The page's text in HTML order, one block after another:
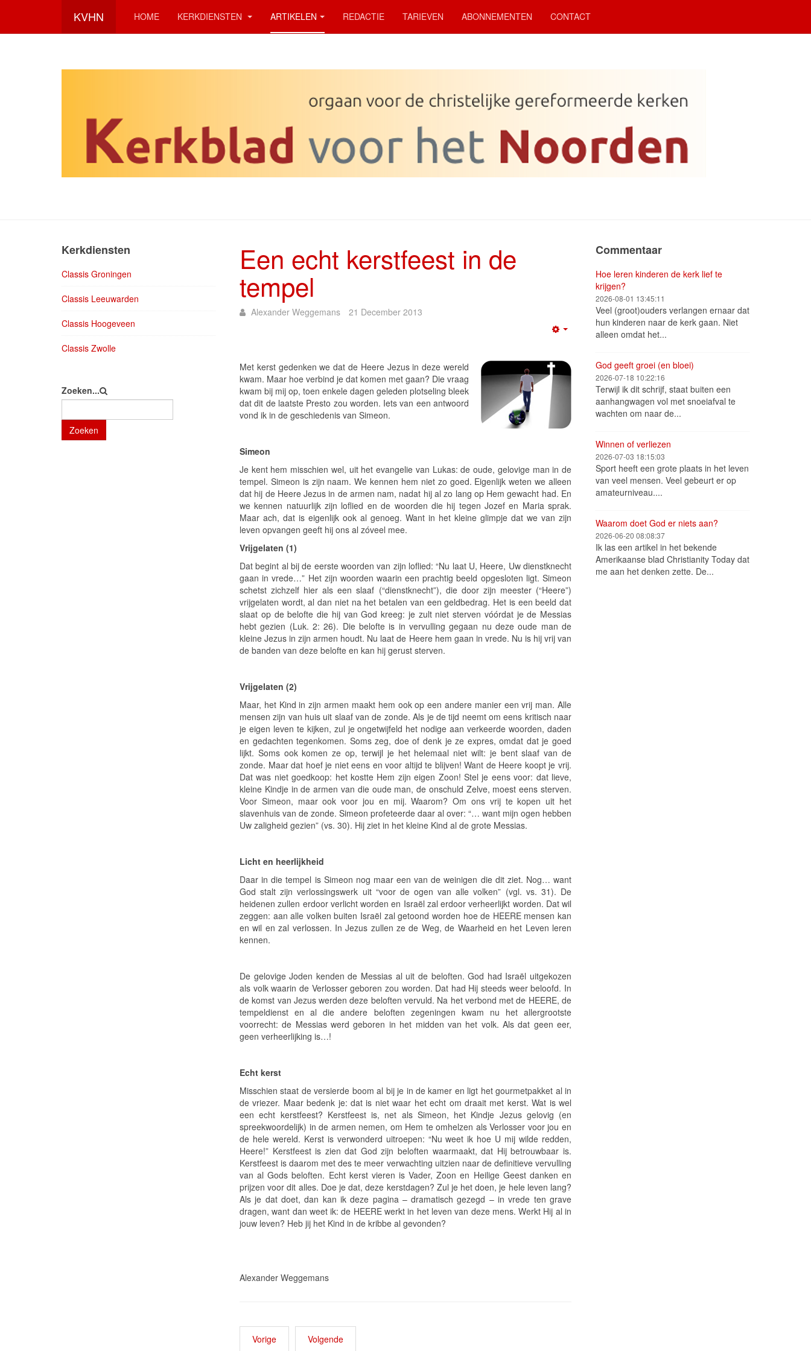
KVHN HOME KERKDIENSTEN ARTIKELEN REDACTIE TARIEVEN ABONNEMENTEN CONTACT
Een echt kerstfeest in de
tempel
Alexander Weggemans 21 December 2013
Met kerst gedenken we dat de Heere Jezus in deze wereld
kwam. Maar hoe verbind je dat komen met gaan? Die vraag
kwam bij mij op, toen enkele dagen geleden plotseling bleek
dat dit de laatste Presto zou worden. Iets van een antwoord
vond ik in de geschiedenis van Simeon.
Simeon
Je kent hem misschien wel, uit het evangelie van Lukas: de oude, gelovige man in de
tempel. Simeon is zijn naam. We kennen hem niet zo goed. Eigenlijk weten we alleen
dat hij de Heere Jezus in de armen nam, nadat hij al zo lang op Hem gewacht had. En
we kennen natuurlijk zijn loflied en de woorden die hij tegen Jozef en Maria sprak.
Maar ach, dat is eigenlijk ook al genoeg. Want in het kleine glimpje dat we van zijn
leven opvangen geeft hij ons al zóveel mee.
Vrijgelaten (1)
Dat begint al bij de eerste woorden van zijn loflied: “Nu laat U, Heere, Uw dienstknecht
gaan in vrede…” Het zijn woorden waarin een prachtig beeld opgesloten ligt. Simeon
schetst zichzelf hier als een slaaf (“dienstknecht”), die door zijn meester (“Heere”)
vrijgelaten wordt, al dan niet na het betalen van een geldbedrag. Het is een beeld dat
slaat op de belofte die hij van God kreeg: je zult niet sterven vóórdat je de Messias
hebt gezien (Luk. 2: 26). Die belofte is in vervulling gegaan nu deze oude man de
kleine Jezus in zijn armen houdt. Nu laat de Heere hem gaan in vrede. Nu is hij vrij van
de banden van deze belofte en kan hij gerust sterven.
Vrijgelaten (2)
Maar, het Kind in zijn armen maakt hem ook op een andere manier een vrij man. Alle
mensen zijn van huis uit slaaf van de zonde. Als je de tijd neemt om eens kritisch naar
je eigen leven te kijken, zul je ongetwijfeld het nodige aan verkeerde woorden, daden
en gedachten tegenkomen. Soms zeg, doe of denk je ze expres, omdat dat je goed
lijkt. Soms ook komen ze op, terwijl je het helemaal niet wilt: je bent slaaf van de
zonde. Maar dat hoef je niet eens en voor altijd te blijven! Want de Heere koopt je vrij.
Dat was niet goedkoop: het kostte Hem zijn eigen Zoon! Stel je eens voor: dat lieve,
kleine Kindje in de armen van die oude man, de onschuld Zelve, moest eens sterven.
Voor Simeon, maar ook voor jou en mij. Waarom? Om ons vrij te kopen uit het
slavenhuis van de zonde. Simeon profeteerde daar al over: “… want mijn ogen hebben
Uw zaligheid gezien” (vs. 30). Hij ziet in het kleine Kind al de grote Messias.
Licht en heerlijkheid
Daar in die tempel is Simeon nog maar een van de weinigen die dit ziet. Nog… want
God stalt zijn verlossingswerk uit “voor de ogen van alle volken” (vgl. vs. 31). De
heidenen zullen erdoor verlicht worden en Israël zal erdoor verheerlijkt worden. Dat wil
zeggen: aan alle volken buiten Israël zal getoond worden hoe de HEERE mensen kan
en wil en zal verlossen. In Jezus zullen ze de Weg, de Waarheid en het Leven leren
kennen.
De gelovige Joden kenden de Messias al uit de beloften. God had Israël uitgekozen
als volk waarin de Verlosser geboren zou worden. Dat had Hij steeds weer beloofd. In
de komst van Jezus werden deze beloften vervuld. Na het verbond met de HEERE, de
tempeldienst en al die andere beloften zegeningen kwam nu het allergrootste
voorrecht: de Messias werd geboren in het midden van het volk. Als dat geen eer,
geen verheerlijking is…!
Echt kerst
Misschien staat de versierde boom al bij je in de kamer en ligt het gourmetpakket al in
de vriezer. Maar bedenk je: dat is niet waar het echt om draait met kerst. Wat is wel
een echt kerstfeest? Kerstfeest is, net als Simeon, het Kindje Jezus gelovig (en
spreekwoordelijk) in de armen nemen, om Hem te omhelzen als Verlosser voor jou en
de hele wereld. Kerst is verwonderd uitroepen: “Nu weet ik hoe U mij wilde redden,
Heere!” Kerstfeest is zien dat God zijn beloften waarmaakt, dat Hij betrouwbaar is.
Kerstfeest is daarom met des te meer verwachting uitzien naar de definitieve vervulling
van al Gods beloften. Echt kerst vieren is Vader, Zoon en Heilige Geest danken en
prijzen voor dit alles. Doe je dat, deze kerstdagen? Zul je het doen, je hele leven lang?
Als je dat doet, dan kan ik deze pagina – dramatisch gezegd – in vrede ten grave
dragen, want dan weet ik: de HEERE werkt in het leven van deze mens. Werkt Hij al in
jouw leven? Heb jij het Kind in de kribbe al gevonden?
Alexander Weggemans
Vorige Volgende
Kerkdiensten
Classis Groningen
Classis Leeuwarden
Classis Hoogeveen
Classis Zwolle
Zoeken...
Zoeken
Commentaar
Hoe leren kinderen de kerk lief te
krijgen?
2026-08-01 13:45:11
Veel (groot)ouders verlangen ernaar dat
hun kinderen naar de kerk gaan. Niet
alleen omdat het...
God geeft groei (en bloei)
2026-07-18 10:22:16
Terwijl ik dit schrijf, staat buiten een
aanhangwagen vol met snoeiafval te
wachten om naar de...
Winnen of verliezen
2026-07-03 18:15:03
Sport heeft een grote plaats in het leven
van veel mensen. Veel gebeurt er op
amateurniveau....
Waarom doet God er niets aan?
2026-06-20 08:08:37
Ik las een artikel in het bekende
Amerikaanse blad Christianity Today dat
me aan het denken zette. De...